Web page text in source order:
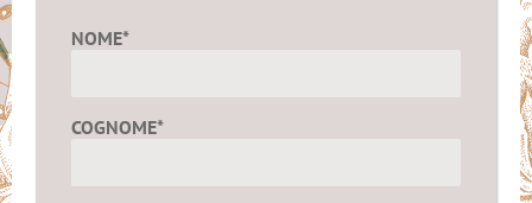
NOME*
COGNOME*